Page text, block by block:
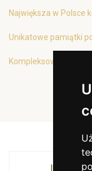
Największa w Polsce
Unikatowe pamiątki
Kompleksowa oferta